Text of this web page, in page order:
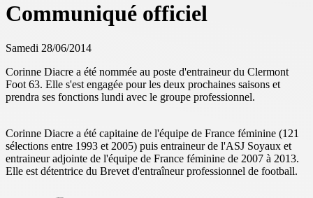
Communiqué officiel
Samedi 28/06/2014
Corinne Diacre a été nommée au poste d'entraineur du Clermont
Foot 63. Elle s'est engagée pour les deux prochaines saisons et
prendra ses fonctions lundi avec le groupe professionnel.
Corinne Diacre a été capitaine de l'équipe de France féminine (121
sélections entre 1993 et 2005) puis entraineur de l'ASJ Soyaux et
entraineur adjointe de l'équipe de France féminine de 2007 à 2013.
Elle est détentrice du Brevet d'entraîneur professionnel de football.